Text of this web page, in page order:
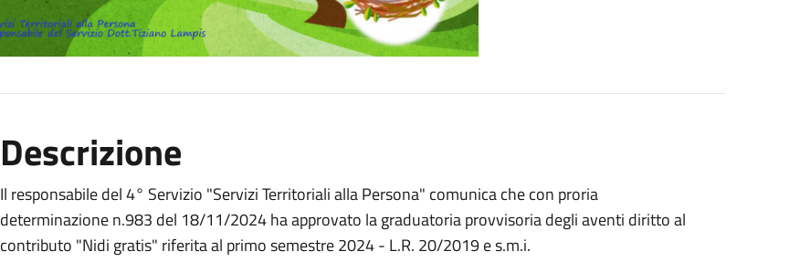
Descrizione
Il responsabile del 4° Servizio "Servizi Territoriali alla Persona" comunica che con proria
determinazione n.983 del 18/11/2024 ha approvato la graduatoria provvisoria degli aventi diritto al
contributo "Nidi gratis" riferita al primo semestre 2024 - L.R. 20/2019 e s.m.i.